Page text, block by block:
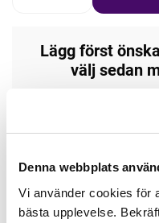
Denna webbplats
Vi använder cookies för
bästa upplevelse.
Lägg först
välj sedan
Mudd
Enfärgat